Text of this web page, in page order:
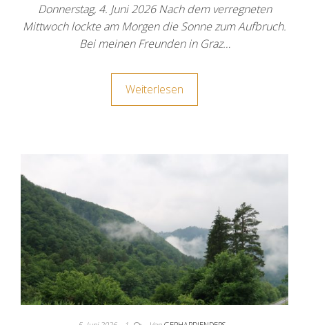
Donnerstag, 4. Juni 2026 Nach dem verregneten
Mittwoch lockte am Morgen die Sonne zum Aufbruch.
Bei meinen Freunden in Graz…
Weiterlesen